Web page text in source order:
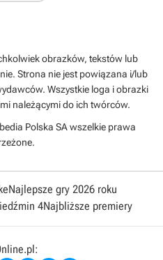
obrazków, tekstów lub
Strona nie jest powiązana i/lub
Wszystkie loga i obrazki
należącymi do ich twórców.
Polska SA wszelkie prawa
Najlepsze gry 2026 roku
4Najbliższe premiery